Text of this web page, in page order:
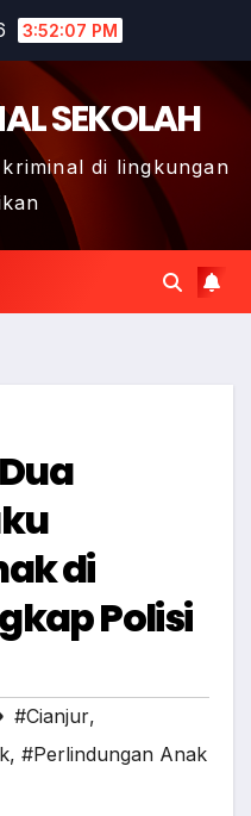
3:52:08 PM
SEKOLAH
di lingkungan
di
Polisi
#Cianjur,
, #Perlindungan Anak